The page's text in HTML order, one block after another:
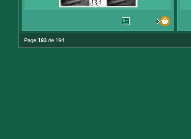
Page 193 de 194